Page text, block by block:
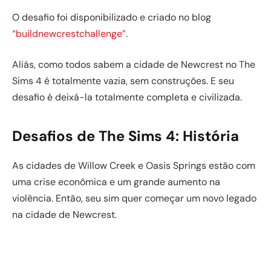
O desafio foi disponibilizado e criado no blog
“buildnewcrestchallenge”.
Aliás, como todos sabem a cidade de Newcrest no The
Sims 4 é totalmente vazia, sem construções. E seu
desafio é deixá-la totalmente completa e civilizada.
Desafios de The Sims 4: História
As cidades de Willow Creek e Oasis Springs estão com
uma crise econômica e um grande aumento na
violência. Então, seu sim quer começar um novo legado
na cidade de Newcrest.